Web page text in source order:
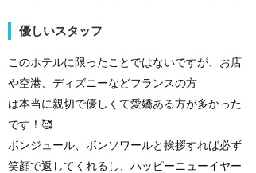
優しいスタッフ
このホテルに限ったことではないですが、お店
や空港、ディズニーなどフランスの方
は本当に親切で優しくて愛嬌ある方が多かった
です！🥰
ボンジュール、ボンソワールと挨拶すれば必ず
笑顔で返してくれるし、ハッピーニューイヤー